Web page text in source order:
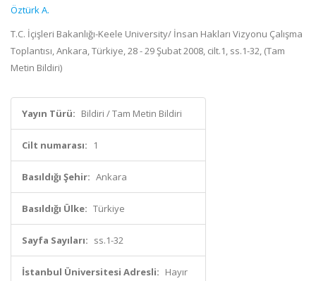
Öztürk A.
T.C. İçişleri Bakanlığı-Keele University/ İnsan Hakları Vizyonu Çalışma
Toplantısı, Ankara, Türkiye, 28 - 29 Şubat 2008, cilt.1, ss.1-32, (Tam
Metin Bildiri)
Yayın Türü: Bildiri / Tam Metin Bildiri
Cilt numarası: 1
Basıldığı Şehir: Ankara
Basıldığı Ülke: Türkiye
Sayfa Sayıları: ss.1-32
İstanbul Üniversitesi Adresli: Hayır